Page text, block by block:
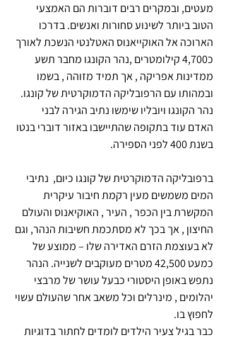
מעטים, ובמקרים רבים דוברות הם האמצעי
הטוב ביותר לשינוע סחורות ואנשים. בדרכו
הארוכה אל האוקייאנוס האטלנטי הנשכת לאורך
כ4,700 קילומטרים ,נהר הקונגו מחבר תשע
ממדינות אפריקה , אך תמיד מזוהה , בשמו
ובמהותו עם הרפובליקה הדמוקרטית של קונגו.
נהר הקונגו ויובליו שימשו נתיב הגירה לבני
האדם עוד בתקופה שהתיישבו באזור דוברי בנטו
בשנת 400 לפני הספירה.
ברפובליקה הדמוקרטית של קונגו כיום,  נתיבי
המים משמשים מעין רקמת חיבור עיקרית
המקשרת בין הכפר , העיר , האוקיאנוס והעולם
החיצון , אך בכך לא מסתכמת חשיבות הנהר, וגם
לא בעוצמת הזרם האדירה שלו – ממוצע של
כמעט 42,500 מטרים מעוקבים לשנייה. הנהר
נתפש באופן היסטורי כבעל עושר של מרבצי
יהלומים , מינרלים וכל משאב אחר שהעולם עשוי
לחפוץ בו.
כבר בגיל צעיר הילדים לומדים לחתור בדוגיות